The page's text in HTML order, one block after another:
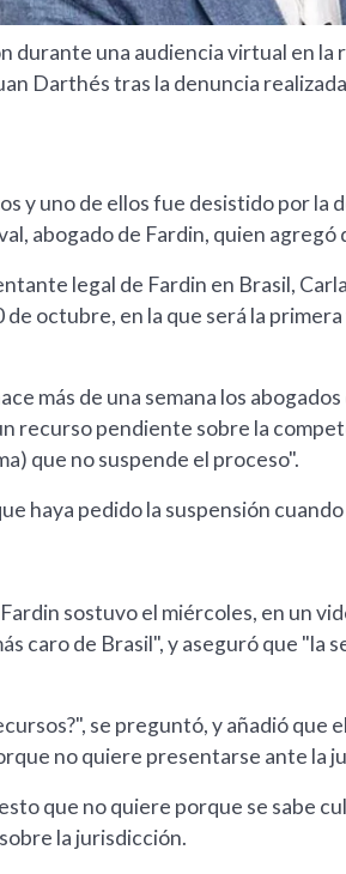
durante una audiencia virtual en la
Darthés tras la denuncia
y uno de ellos fue desistido por la
abogado de Fardin, quien
legal de Fardin en Brasil,
octubre, en la que será la
más de una semana los
recurso pendiente sobre la
que no suspende el proceso".
haya pedido la suspensión
sostuvo el miércoles, en un
caro de Brasil", y aseguró que "la
se preguntó, y añadió
no quiere presentarse ante la
que no quiere porque se sabe
la jurisdicción.